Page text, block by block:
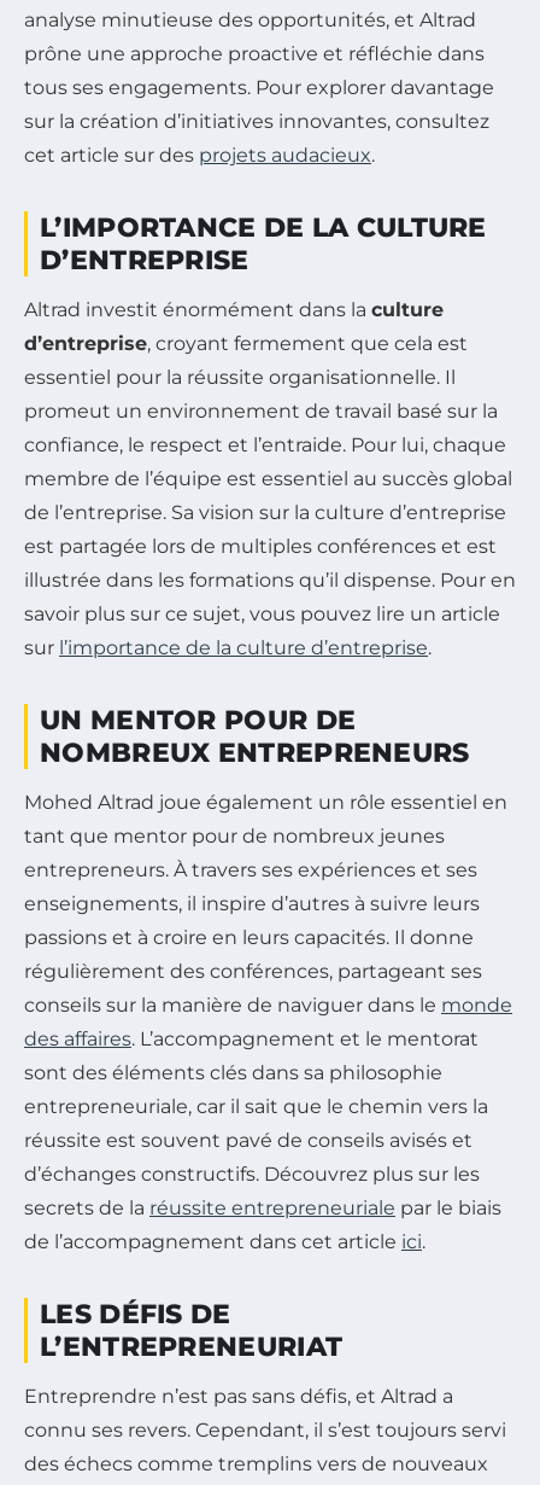
analyse minutieuse des opportunités, et Altrad
prône une approche proactive et réfléchie dans
tous ses engagements. Pour explorer davantage
sur la création d’initiatives innovantes, consultez
cet article sur des projets audacieux.
L’IMPORTANCE DE LA CULTURE
D’ENTREPRISE
Altrad investit énormément dans la culture
d’entreprise, croyant fermement que cela est
essentiel pour la réussite organisationnelle. Il
promeut un environnement de travail basé sur la
confiance, le respect et l’entraide. Pour lui, chaque
membre de l’équipe est essentiel au succès global
de l’entreprise. Sa vision sur la culture d’entreprise
est partagée lors de multiples conférences et est
illustrée dans les formations qu’il dispense. Pour en
savoir plus sur ce sujet, vous pouvez lire un article
sur l’importance de la culture d’entreprise.
UN MENTOR POUR DE
NOMBREUX ENTREPRENEURS
Mohed Altrad joue également un rôle essentiel en
tant que mentor pour de nombreux jeunes
entrepreneurs. À travers ses expériences et ses
enseignements, il inspire d’autres à suivre leurs
passions et à croire en leurs capacités. Il donne
régulièrement des conférences, partageant ses
conseils sur la manière de naviguer dans le monde
des affaires. L’accompagnement et le mentorat
sont des éléments clés dans sa philosophie
entrepreneuriale, car il sait que le chemin vers la
réussite est souvent pavé de conseils avisés et
d’échanges constructifs. Découvrez plus sur les
secrets de la réussite entrepreneuriale par le biais
de l’accompagnement dans cet article ici.
LES DÉFIS DE
L’ENTREPRENEURIAT
Entreprendre n’est pas sans défis, et Altrad a
connu ses revers. Cependant, il s’est toujours servi
des échecs comme tremplins vers de nouveaux